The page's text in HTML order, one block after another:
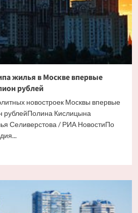
жилья в Москве впервые
рублей
новостроек Москвы впервые
рублейПолина Кислицына
Селиверстова / РИА НовостиПо